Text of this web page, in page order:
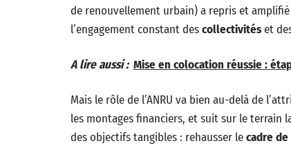
de renouvellement urbain) a repris et
l’engagement constant descollectivitéset
A lire aussi : Mise en colocation réussie :
Mais le rôle de l’ANRU va bien au-delà de
les montages financiers, et suit sur le terrain
des objectifs tangibles : rehausser lecadre